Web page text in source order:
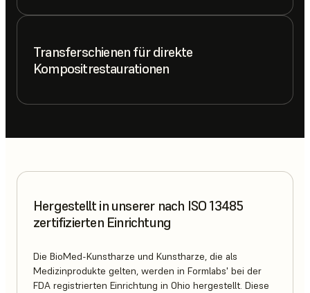
Transferschienen für direkte
Kompositrestaurationen
Hergestellt in unserer nach ISO 13485
zertifizierten Einrichtung
Die BioMed-Kunstharze und Kunstharze, die als
Medizinprodukte gelten, werden in Formlabs' bei der
FDA registrierten Einrichtung in Ohio hergestellt. Diese